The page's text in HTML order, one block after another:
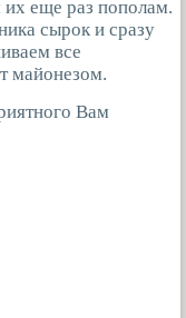
их еще раз пополам.
сырок и сразу
все
майонезом.
Вам